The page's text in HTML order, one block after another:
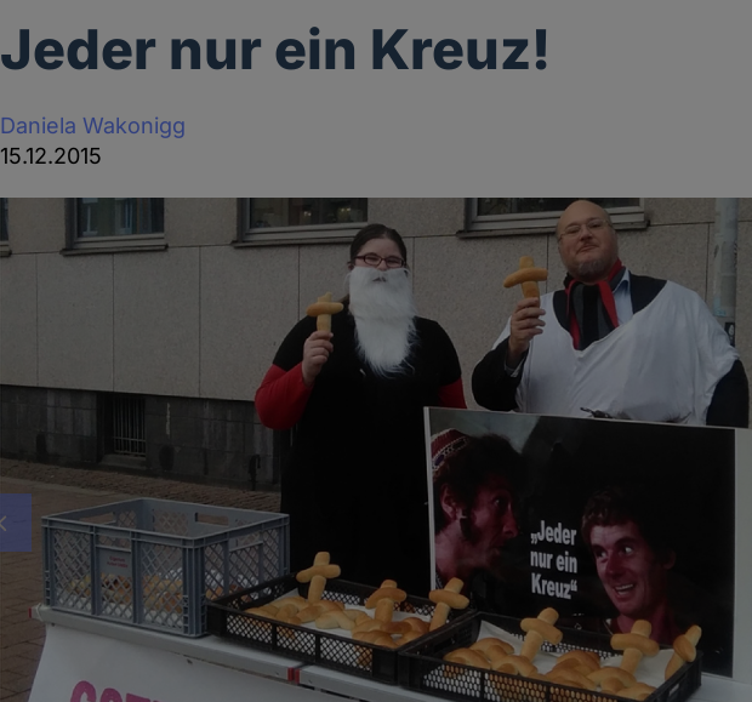
Jeder nur ein Kreuz!
Daniela Wakonigg
15.12.2015
Vorheriges